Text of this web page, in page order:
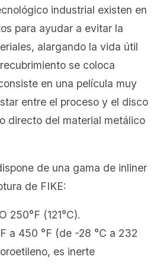
industrial existen en
para ayudar a evitar la
alargando la vida útil
se coloca
en una película muy
entre el proceso y el disco
directo del material metálico
de una gama de inliner
de FIKE:
250°F (121°C).
a 450 °F (de -28 °C a 232
es inerte